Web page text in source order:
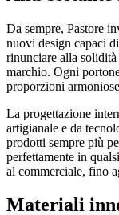
Da sempre, Pastore
nuovi design capaci
rinunciare alla
marchio. Ogni
proporzioni
La progettazione
artigianale e da
prodotti sempre più
perfettamente in
al commerciale, fino
Materiali